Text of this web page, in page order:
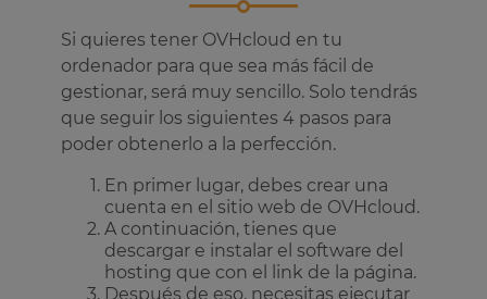
Si quieres tener OVHcloud en tu
ordenador para que sea más fácil de
gestionar, será muy sencillo. Solo tendrás
que seguir los siguientes 4 pasos para
poder obtenerlo a la perfección.
En primer lugar, debes crear una
cuenta en el sitio web de OVHcloud.
A continuación, tienes que
descargar e instalar el software del
hosting que con el link de la página.
Después de eso, necesitas ejecutar